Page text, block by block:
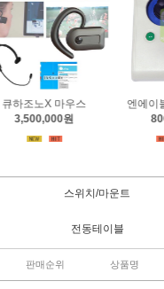
틱
엔에이블러 트랙볼
700,000원
스위치/마운트
전동테이블
판매순위 상품명